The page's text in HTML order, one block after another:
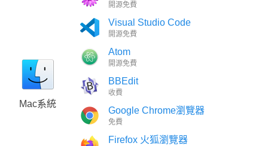
Mac系統
開源免費
Visual Studio Code
開源免費
Atom
開源免費
BBEdit
收費
Google Chrome瀏覽器
免費
Firefox 火狐瀏覽器